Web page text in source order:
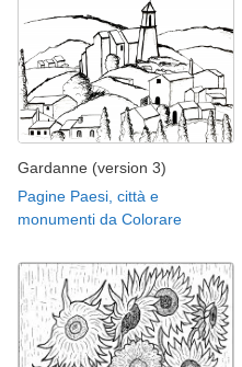
Gardanne (version 3)
Pagine Paesi, città e
monumenti da Colorare